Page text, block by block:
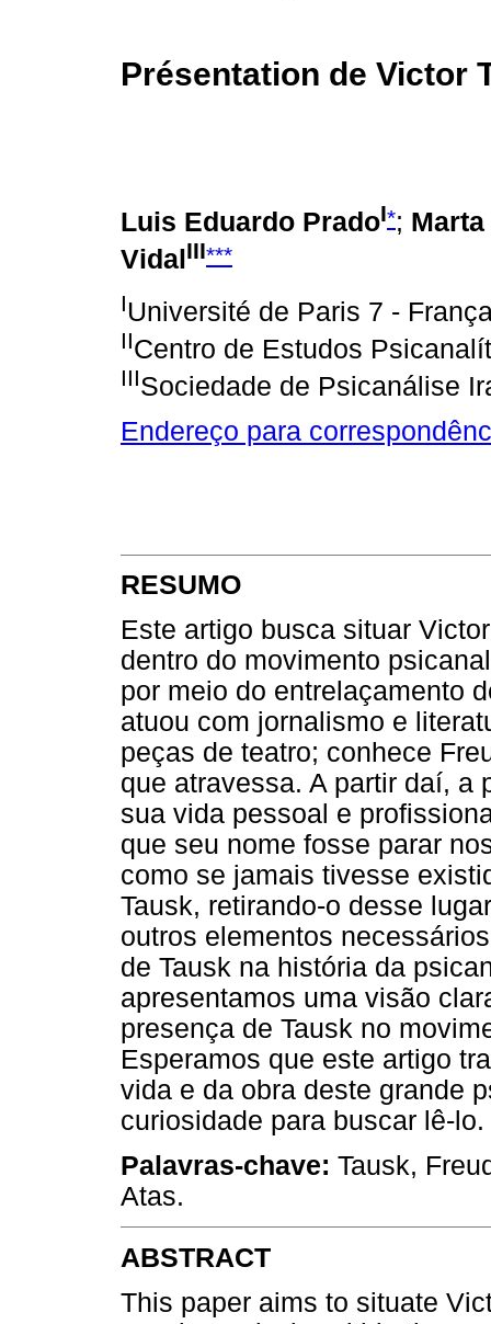
Présentation de Victor
Luis Eduardo PradoI*;
Vidal III***
IUniversité de Paris 7 -
IICentro de Estudos
IIISociedade de Psicanálise
Endereço para
RESUMO
Este artigo busca situar
dentro do movimento
por meio do entrelaçamento
atuou com jornalismo e
peças de teatro; conhece
que atravessa. A partir daí, a
sua vida pessoal e
que seu nome fosse parar
como se jamais tivesse
Tausk, retirando-o desse
outros elementos
de Tausk na história da
apresentamos uma visão
presença de Tausk no
Esperamos que este artigo
vida e da obra deste grande
curiosidade para buscar lê-lo.
Palavras-chave: Tausk,
Atas.
ABSTRACT
This paper aims to situate